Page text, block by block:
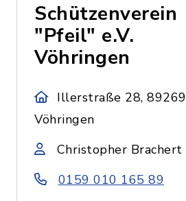
Schützenverein
"Pfeil" e.V.
Vöhringen
Illerstraße 28, 89269
Vöhringen
Christopher Brachert
0159 010 165 89